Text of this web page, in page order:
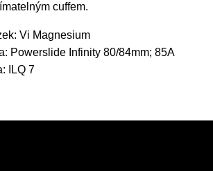
cuffem.
Vi Magnesium
Powerslide Infinity 80/84mm; 85A
ILQ 7